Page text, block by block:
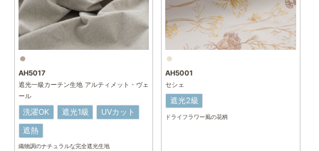
AH5017
遮光一級カーテン生地 アルティメット・ヴェ
ール
洗濯OK 遮光1級
UVカット
遮熱
織物調のナチュラルな完全遮光生地
AH5001
セシェ
遮光2級
ドライフラワー風の花柄